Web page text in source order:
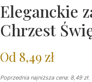
Eleganckie
Chrzest
Od 8,49 zł
Poprzednia najniższa cena: 8,49 zł.